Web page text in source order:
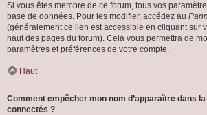
Si vous êtes membre de ce forum, tous vos
base de données. Pour les modifier, accédez au
(généralement ce lien est accessible en cliquant sur
haut des pages du forum). Cela vous permettra de
paramètres et préférences de votre compte.
Haut
Comment empêcher mon nom d’apparaître dans
connectés ?